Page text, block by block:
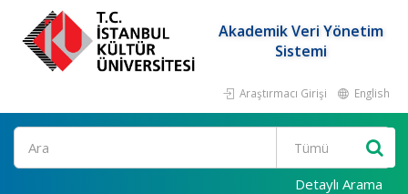
Akademik Veri Yönetim
Sistemi
Araştırmacı Girişi English
Ara
Detaylı Arama